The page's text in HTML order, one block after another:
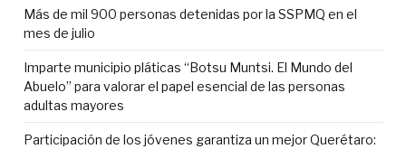
Más de mil 900 personas detenidas por la SSPMQ en el
mes de julio
Imparte municipio pláticas “Botsu Muntsi. El Mundo del
Abuelo” para valorar el papel esencial de las personas
adultas mayores
Participación de los jóvenes garantiza un mejor Querétaro: